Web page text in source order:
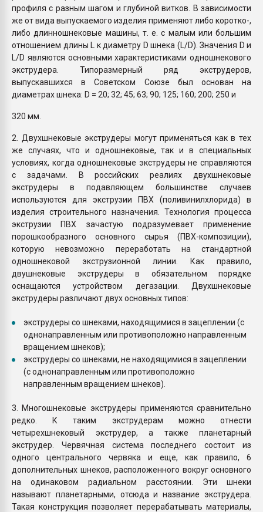
профиля с разным шагом и глубиной витков. В зависимости
же от вида выпускаемого изделия применяют либо коротко-,
либо длинношнековые машины, т. е. с малым или большим
отношением длины L к диаметру D шнека (L/D). Значения D и
L/D являются основными характеристиками одношнекового
экструдера. Типоразмерный ряд экструдеров,
выпускавшихся в Советском Союзе был основан на
диаметрах шнека: D = 20; 32; 45; 63; 90; 125; 160; 200; 250 и
320 мм.
2. Двухшнековые экструдеры могут применяться как в тех
же случаях, что и одношнековые, так и в специальных
условиях, когда одношнековые экструдеры не справляются
с задачами. В российских реалиях двухшнековые
экструдеры в подавляющем большинстве случаев
используются для экструзии ПВХ (поливинилхлорида) в
изделия строительного назначения. Технология процесса
экструзии ПВХ зачастую подразумевает применение
порошкообразного основного сырья (ПВХ-композиции),
которую невозможно переработать на стандартной
одношнековой экструзионной линии. Как правило,
двушнековые экструдеры в обязательном порядке
оснащаются устройством дегазации. Двухшнековые
экструдеры различают двух основных типов:
экструдеры со шнеками, находящимися в зацеплении (с
однонаправленным или противоположно направленным
вращением шнеков);
экструдеры со шнеками, не находящимися в зацеплении
(с однонаправленным или противоположно
направленным вращением шнеков).
3. Многошнековые экструдеры применяются сравнительно
редко. К таким экструдерам можно отнести
четырехшнековый экструдер, а также планетарный
экструдер. Червячная система последнего состоит из
одного центрального червяка и еще, как правило, 6
дополнительных шнеков, расположенного вокруг основного
на одинаковом радиальном расстоянии. Эти шнеки
называют планетарными, отсюда и название экструдера.
Такая конструкция позволяет перерабатывать материалы,